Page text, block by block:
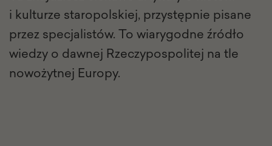
i kulturze staropolskiej, przystępnie pisane
przez specjalistów. To wiarygodne źródło
wiedzy o dawnej Rzeczypospolitej na tle
nowożytnej Europy.